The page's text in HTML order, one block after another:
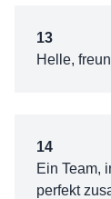
13
Helle,
14
Ein Team,
perfekt